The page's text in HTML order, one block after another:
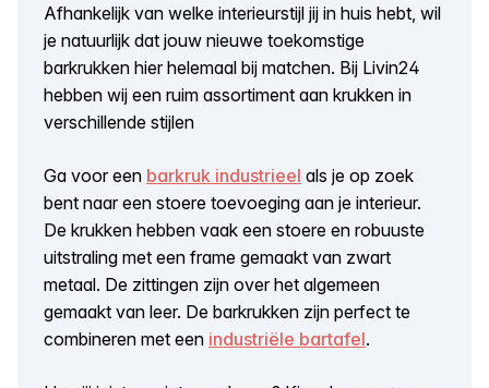
Afhankelijk van welke interieurstijl jij in huis hebt, wil
je natuurlijk dat jouw nieuwe toekomstige
barkrukken hier helemaal bij matchen. Bij Livin24
hebben wij een ruim assortiment aan krukken in
verschillende stijlen
Ga voor een barkruk industrieel als je op zoek
bent naar een stoere toevoeging aan je interieur.
De krukken hebben vaak een stoere en robuuste
uitstraling met een frame gemaakt van zwart
metaal. De zittingen zijn over het algemeen
gemaakt van leer. De barkrukken zijn perfect te
combineren met een industriële bartafel.